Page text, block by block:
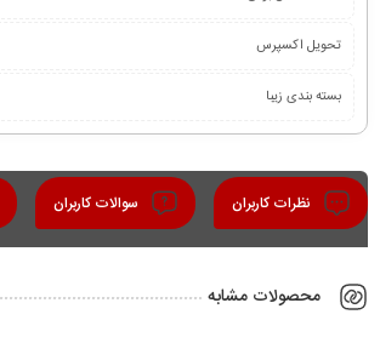
تحویل اکسپرس
بسته بندی زیبا
نظرات کاربران سوالات کاربران
محصولات مشابه